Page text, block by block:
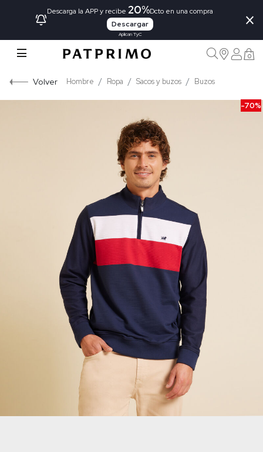
Descarga la APP y recibe 20%Dcto en una compra
Descargar
Aplican TyC
×
0
Volver Hombre Ropa Sacos y buzos Buzos
-70%